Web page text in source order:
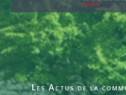
Les Actus de la